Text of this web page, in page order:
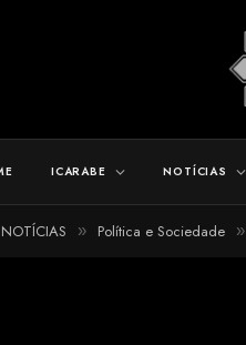
ICARABE NOTÍCIAS
NOTÍCIAS » Política e Sociedade »